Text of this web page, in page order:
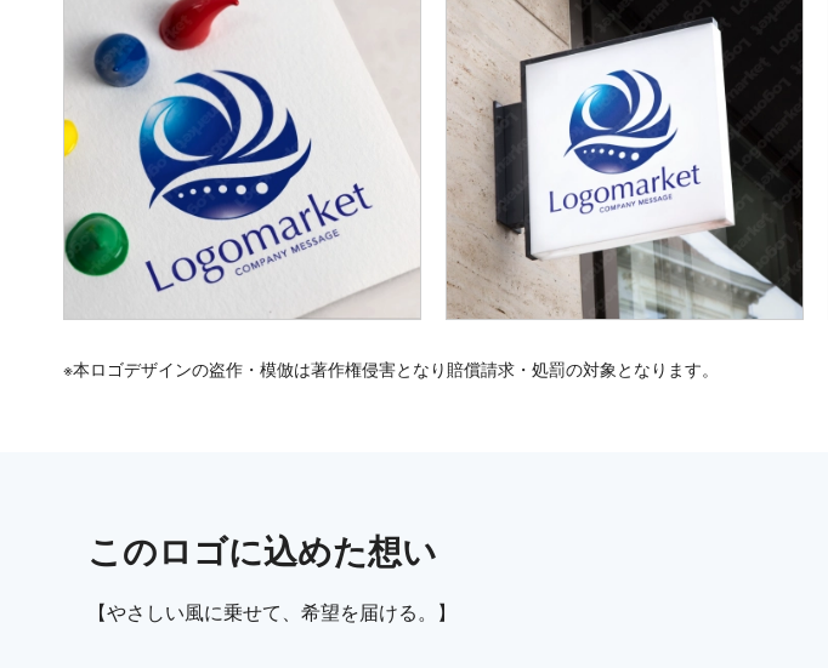
※本ロゴデザインの盗作・模倣は著作権侵害となり賠償請求・処罰の対象となります。
このロゴに込めた想い
【やさしい風に乗せて、希望を届ける。】